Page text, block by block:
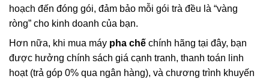
hoạch đến đóng gói, đảm bảo mỗi gói trà đều là “vàng
ròng” cho kinh doanh của bạn.
Hơn nữa, khi mua máy pha chế chính hãng tại đây, bạn
được hưởng chính sách giá cạnh tranh, thanh toán linh
hoạt (trả góp 0% qua ngân hàng), và chương trình khuyến